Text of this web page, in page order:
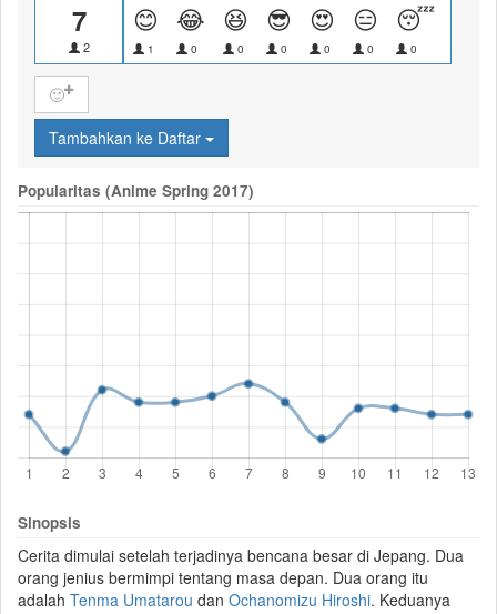
7
2
😊
1
😂
0
😆
0
😎
0
😍
0
😑
0
😴
0
🙂
Tambahkan ke Daftar
Popularitas (Anime Spring 2017)
Sinopsis
Cerita dimulai setelah terjadinya bencana besar di Jepang. Dua
orang jenius bermimpi tentang masa depan. Dua orang itu
adalah Tenma Umatarou dan Ochanomizu Hiroshi. Keduanya